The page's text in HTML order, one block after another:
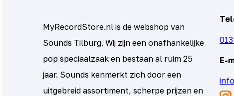
MyRecordStore.nl is de webshop van
Sounds Tilburg. Wij zijn een onafhankelijke
pop speciaalzaak en bestaan al ruim 25
jaar. Sounds kenmerkt zich door een
uitgebreid assortiment, scherpe prijzen en
E-